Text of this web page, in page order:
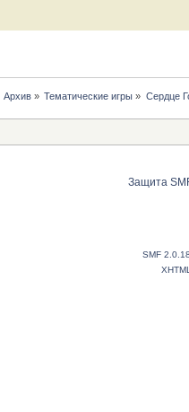
Архив » Тематические игры » Сердце
Защита
SMF